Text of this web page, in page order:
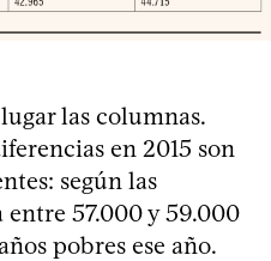
las columnas.
en 2015 son
según las
57.000 y 59.000
pobres ese año.